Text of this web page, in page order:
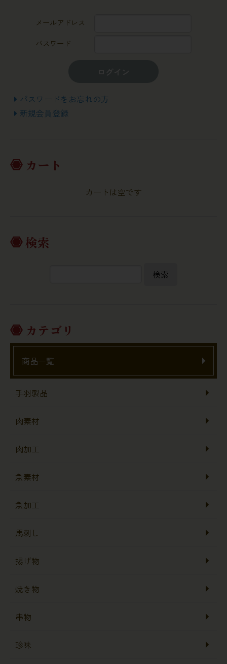
メールアドレス
パスワード
パスワードをお忘れの方
新規会員登録
カート
カートは空です
検索
検索
カテゴリ
商品一覧
手羽製品
肉素材
肉加工
魚素材
魚加工
馬刺し
揚げ物
焼き物
串物
珍味